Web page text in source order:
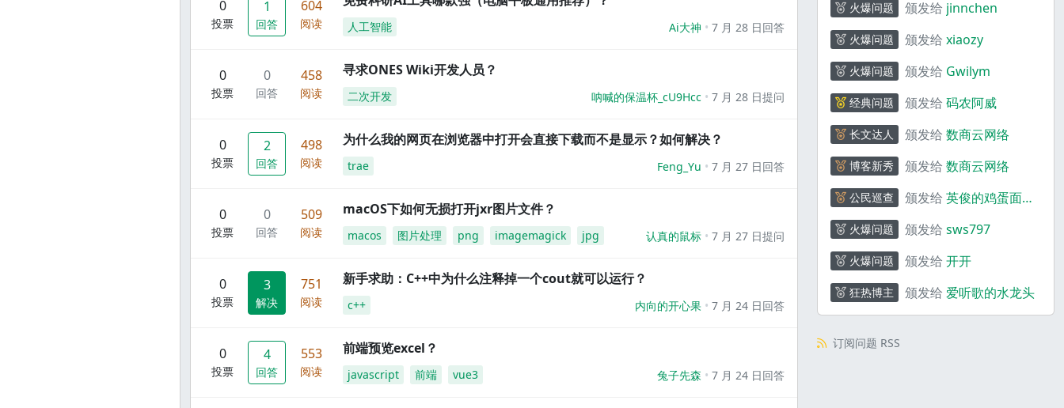
0
投票
1
回答
604
阅读 人工智能 Ai大神 7 月 28 日回答
0
投票
0
回答
458
阅读
寻求ONES Wiki开发人员？
二次开发 呐喊的保温杯_cU9Hcc 7 月 28 日提问
0
投票
2
回答
498
阅读
为什么我的网页在浏览器中打开会直接下载而不是显示？如何解决？
trae Feng_Yu 7 月 27 日回答
0
投票
0
回答
509
阅读
macOS下如何无损打开jxr图片文件？
macos 图片处理 png imagemagick jpg 认真的鼠标 7 月 27 日提问
0
投票
3
解决
751
阅读
新手求助：C++中为什么注释掉一个cout就可以运行？
c++ 内向的开心果 7 月 24 日回答
0
投票
4
回答
553
阅读
前端预览excel？
javascript 前端 vue3 兔子先森 7 月 24 日回答
火爆问题 颁发给 jinnchen
火爆问题 颁发给 xiaozy
火爆问题 颁发给 Gwilym
经典问题 颁发给 码农阿威
长文达人 颁发给 数商云网络
博客新秀 颁发给 数商云网络
公民巡查 颁发给 英俊的鸡蛋面
火爆问题 颁发给 sws797
火爆问题 颁发给 开开
狂热博主 颁发给 爱听歌的水龙头
订阅问题 RSS